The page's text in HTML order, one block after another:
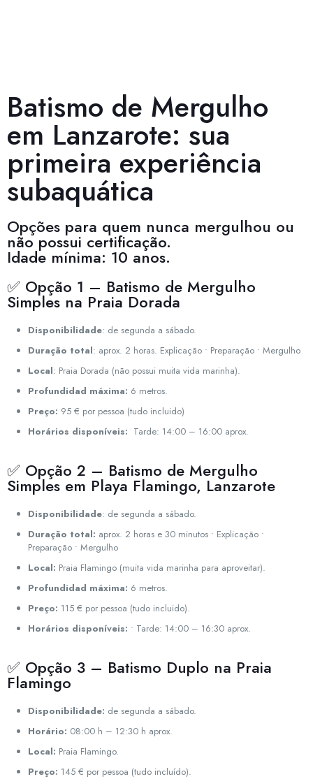
Batismo de Mergulho
em Lanzarote: sua
primeira experiência
subaquática
Opções para quem nunca mergulhou ou
não possui certificação.
Idade mínima: 10 anos.
✅ Opção 1 – Batismo de Mergulho
Simples na Praia Dorada
Disponibilidade: de segunda a sábado.
Duração total: aprox. 2 horas. Explicação • Preparação • Mergulho
Local: Praia Dorada (não possui muita vida marinha).
Profundidad máxima: 6 metros.
Preço: 95 € por pessoa (tudo incluido)
Horários disponíveis: Tarde: 14:00 – 16:00 aprox.
✅ Opção 2 – Batismo de Mergulho
Simples em Playa Flamingo, Lanzarote
Disponibilidade: de segunda a sábado.
Duração total: aprox. 2 horas e 30 minutos • Explicação •
Preparação • Mergulho
Local: Praia Flamingo (muita vida marinha para aproveitar).
Profundidad máxima: 6 metros.
Preço: 115 € por pessoa (tudo incluido).
Horários disponíveis: • Tarde: 14:00 – 16:30 aprox.
✅ Opção 3 – Batismo Duplo na Praia
Flamingo
Disponibilidade: de segunda a sábado.
Horário: 08:00 h – 12:30 h aprox.
Local: Praia Flamingo.
Preço: 145 € por pessoa (tudo incluído).